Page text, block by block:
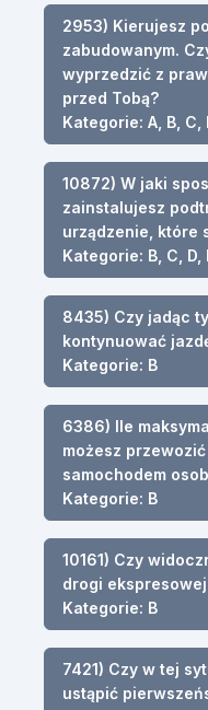
2953) Kierujesz
zabudowanym.
wyprzedzić z
przed Tobą?
Kategorie: A, B, C,
10872) W jaki
zainstalujesz
urządzenie, które
Kategorie: B, C, D,
8435) Czy jadąc
kontynuować
Kategorie: B
6386) Ile
możesz
samochodem
Kategorie: B
10161) Czy
drogi
Kategorie: B
7421) Czy w tej
ustąpić